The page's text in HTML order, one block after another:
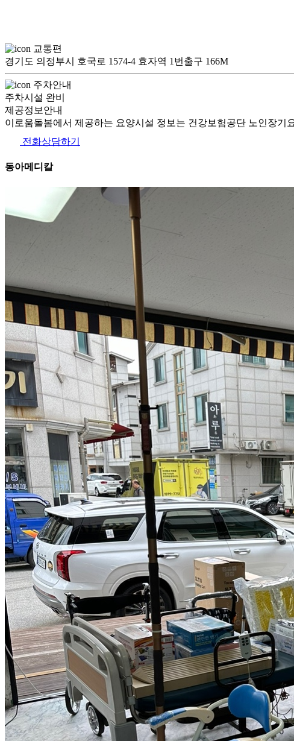
교통편
경기도 의정부시 호국로 1574-4 효자역 1번출구 166M
주차안내
주차시설 완비
제공정보안내
이로움돌봄에서 제공하는 요양시설 정보는 건강보험공단 노인장
전화상담하기
동아메디칼